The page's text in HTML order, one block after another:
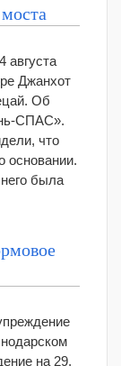
августа
Джанхот
Об
СПАС».
что
основании.
была
на 29,